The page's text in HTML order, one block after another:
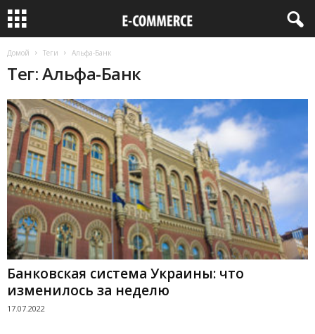
Домой Теги Альфа-Банк
Тег: Альфа-Банк
Банковская система Украины: что
изменилось за неделю
17.07.2022